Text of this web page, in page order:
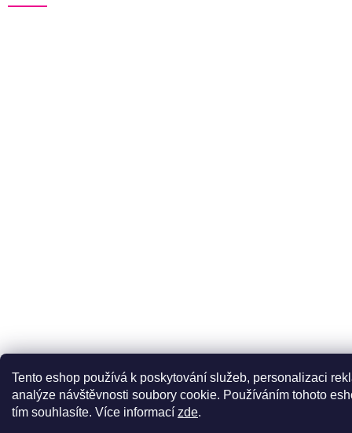
Tento eshop používá k poskytování služeb, personalizaci
analýze návštěvnosti soubory cookie. Používáním tohoto
tím souhlasíte. Více informací zde.